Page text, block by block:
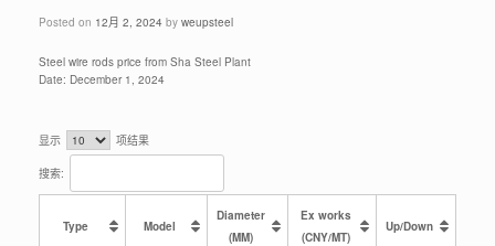
Posted on 12月 2, 2024 by weupsteel
Steel wire rods price from Sha Steel Plant
Date: December 1, 2024
显示 项结果
搜索:
Type Model
Diameter
(MM)
Ex works
(CNY/MT)
Up/Down